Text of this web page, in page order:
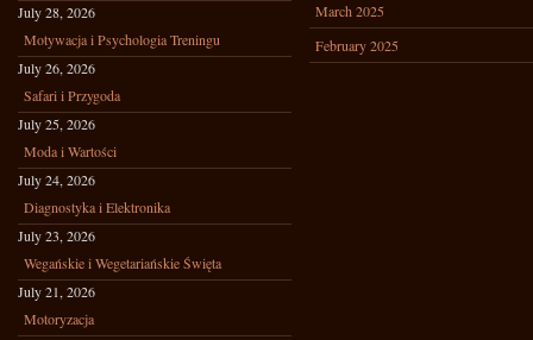
July 28, 2026
Motywacja i Psychologia Treningu
July 26, 2026
Safari i Przygoda
July 25, 2026
Moda i Wartości
July 24, 2026
Diagnostyka i Elektronika
July 23, 2026
Wegańskie i Wegetariańskie Święta
July 21, 2026
Motoryzacja
March 2025
February 2025